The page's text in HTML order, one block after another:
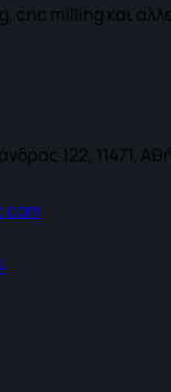
cnc milling και
122, 11471,